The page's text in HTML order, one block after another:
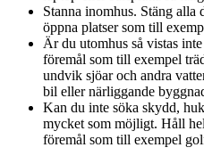
Stanna inomhus. Stäng
öppna platser som till
Är du utomhus så vistas
föremål som till exempel
undvik sjöar och andra
bil eller närliggande
Kan du inte söka skydd,
mycket som möjligt. Håll
föremål som till exempel